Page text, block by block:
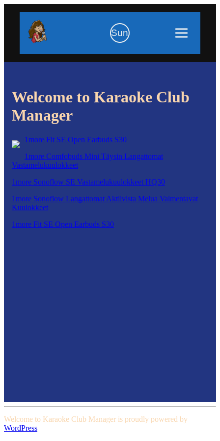
Sun
Welcome to Karaoke Club
Manager
1more Fit SE Open Earbuds S30
1more Comfobuds Mini Täysin Langattomat
Vastamelukuulokkeet
1more Sonoflow SE Vastamelukuulokkeet HQ30
1more Sonoflow Langattomat Aktiivista Melua Vaimentavat
Kuulokkeet
1more Fit SE Open Earbuds S30
Welcome to Karaoke Club Manager is proudly powered by
WordPress